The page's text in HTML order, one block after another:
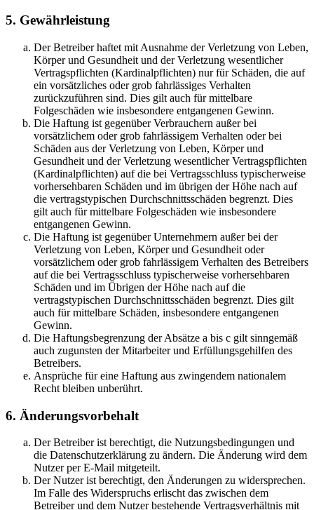
5. Gewährleistung
Der Betreiber haftet mit Ausnahme der Verletzung von Leben,
Körper und Gesundheit und der Verletzung wesentlicher
Vertragspflichten (Kardinalpflichten) nur für Schäden, die auf
ein vorsätzliches oder grob fahrlässiges Verhalten
zurückzuführen sind. Dies gilt auch für mittelbare
Folgeschäden wie insbesondere entgangenen Gewinn.
Die Haftung ist gegenüber Verbrauchern außer bei
vorsätzlichem oder grob fahrlässigem Verhalten oder bei
Schäden aus der Verletzung von Leben, Körper und
Gesundheit und der Verletzung wesentlicher Vertragspflichten
(Kardinalpflichten) auf die bei Vertragsschluss typischerweise
vorhersehbaren Schäden und im übrigen der Höhe nach auf
die vertragstypischen Durchschnittsschäden begrenzt. Dies
gilt auch für mittelbare Folgeschäden wie insbesondere
entgangenen Gewinn.
Die Haftung ist gegenüber Unternehmern außer bei der
Verletzung von Leben, Körper und Gesundheit oder
vorsätzlichem oder grob fahrlässigem Verhalten des Betreibers
auf die bei Vertragsschluss typischerweise vorhersehbaren
Schäden und im Übrigen der Höhe nach auf die
vertragstypischen Durchschnittsschäden begrenzt. Dies gilt
auch für mittelbare Schäden, insbesondere entgangenen
Gewinn.
Die Haftungsbegrenzung der Absätze a bis c gilt sinngemäß
auch zugunsten der Mitarbeiter und Erfüllungsgehilfen des
Betreibers.
Ansprüche für eine Haftung aus zwingendem nationalem
Recht bleiben unberührt.
6. Änderungsvorbehalt
Der Betreiber ist berechtigt, die Nutzungsbedingungen und
die Datenschutzerklärung zu ändern. Die Änderung wird dem
Nutzer per E-Mail mitgeteilt.
Der Nutzer ist berechtigt, den Änderungen zu widersprechen.
Im Falle des Widerspruchs erlischt das zwischen dem
Betreiber und dem Nutzer bestehende Vertragsverhältnis mit